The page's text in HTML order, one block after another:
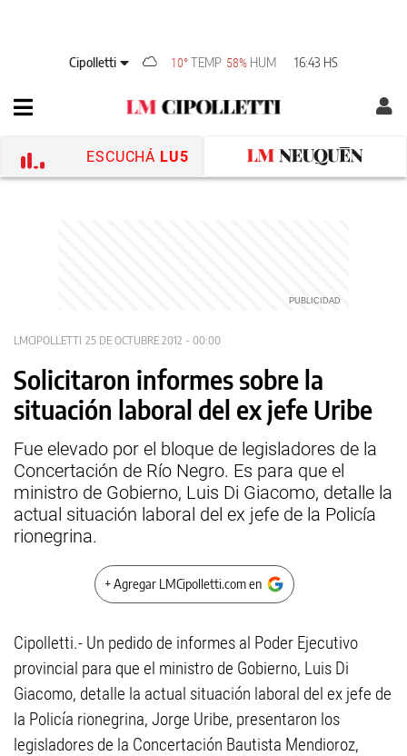
Cipolletti 10°TEMP 58% HUM 16:43 HS
ESCUCHÁ LU5
LMCIPOLLETTI 25 DE OCTUBRE 2012 - 00:00
Solicitaron informes sobre la
situación laboral del ex jefe Uribe
Fue elevado por el bloque de legisladores de la
Concertación de Río Negro. Es para que el
ministro de Gobierno, Luis Di Giacomo, detalle la
actual situación laboral del ex jefe de la Policía
rionegrina.
+ Agregar LMCipolletti.com en
Cipolletti.- Un pedido de informes al Poder Ejecutivo
provincial para que el ministro de Gobierno, Luis Di
Giacomo, detalle la actual situación laboral del ex jefe de
la Policía rionegrina, Jorge Uribe, presentaron los
legisladores de la Concertación Bautista Mendioroz,